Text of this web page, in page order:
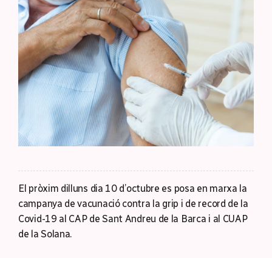
El pròxim dilluns dia 10 d’octubre es posa en marxa la
campanya de vacunació contra la grip i de record de la
Covid-19 al CAP de Sant Andreu de la Barca i al CUAP
de la Solana.